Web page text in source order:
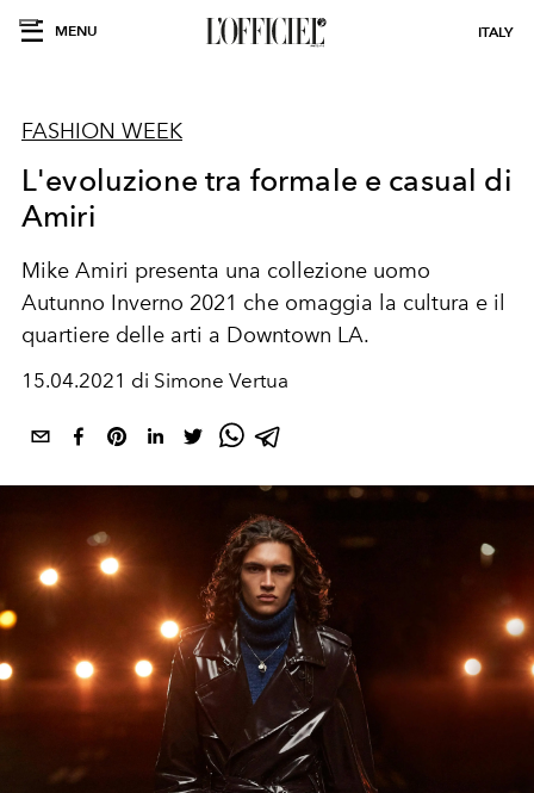
MENU ITALY
FASHION WEEK
L'evoluzione tra formale e casual di
Amiri
Mike Amiri presenta una collezione uomo
Autunno Inverno 2021 che omaggia la cultura e il
quartiere delle arti a Downtown LA.
15.04.2021 di Simone Vertua